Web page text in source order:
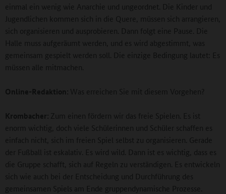
einmal ein wenig wie Anarchie und ungeordnet. Die Kinder und
Jugendlichen kommen sich in die Quere, müssen sich arrangieren,
sich organisieren und ausprobieren. Dann folgt eine Pause. Die
Halle muss aufgeräumt werden, und es wird abgestimmt, was
gemeinsam gespielt werden soll. Die einzige Bedingung lautet: Es
müssen alle mitmachen.
Online-Redaktion: Was erreichen Sie mit diesem Vorgehen?
Krombacher: Zum einen fördern wir das freie Spielen. Es ist
enorm wichtig, doch viele Schülerinnen und Schüler schaffen es
einfach nicht, sich im freien Spiel selbst zu organisieren. Gerade
der Fußball ist eskalativ. Es wird wild. Dann ist es wichtig, dass es
die Gruppe schafft, sich auf Regeln zu verständigen. Es entwickeln
sich wie auch bei der Entscheidung und Durchführung des
gemeinsamen Spiels am Ende gruppendynamische Prozesse.